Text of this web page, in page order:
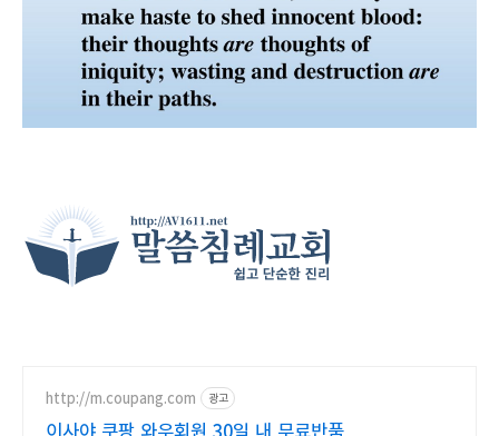
http://m.coupang.com 광고